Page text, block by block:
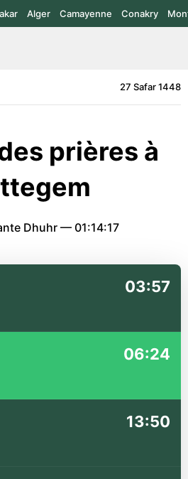
Alger Camayenne Conakry
27 Safar 1448
prières à
Dhuhr — 01:14:17
03:57
06:24
13:50